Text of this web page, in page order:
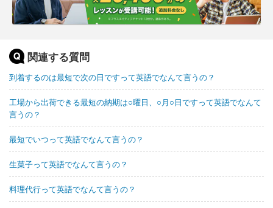
関連する質問
到着するのは最短で次の日ですって英語でなんて言うの？
工場から出荷できる最短の納期は○曜日、○月○日ですって英語でなんて
言うの？
最短でいつって英語でなんて言うの？
生菓子って英語でなんて言うの？
料理代行って英語でなんて言うの？